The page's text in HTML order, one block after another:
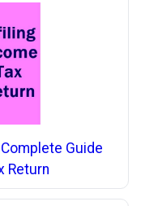
Guide
Return